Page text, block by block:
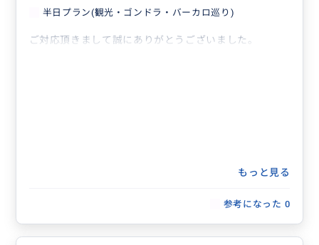
半日プラン(観光・ゴンドラ・バーカロ巡り)
ご対応頂きまして誠にありがとうございました。
もっと見る
参考になった 0